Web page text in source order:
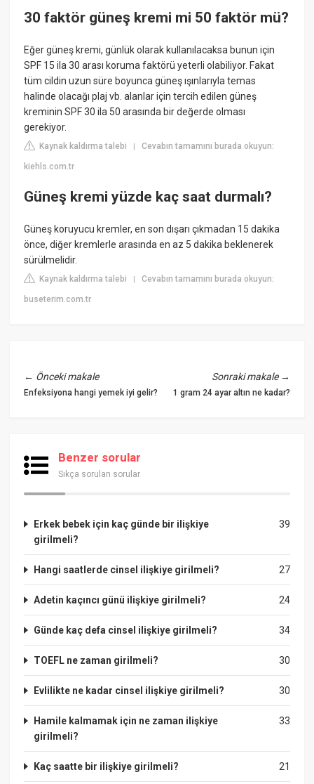
30 faktör güneş kremi mi 50 faktör mü?
Eğer güneş kremi, günlük olarak kullanılacaksa bunun için
SPF 15 ila 30 arası koruma faktörü yeterli olabiliyor. Fakat
tüm cildin uzun süre boyunca güneş ışınlarıyla temas
halinde olacağı plaj vb. alanlar için tercih edilen güneş
kreminin SPF 30 ila 50 arasında bir değerde olması
gerekiyor.
Kaynak kaldırma talebi |Cevabın tamamını burada okuyun:
kiehls.com.tr
Güneş kremi yüzde kaç saat durmalı?
Güneş koruyucu kremler, en son dışarı çıkmadan 15 dakika
önce, diğer kremlerle arasında en az 5 dakika beklenerek
sürülmelidir.
Kaynak kaldırma talebi |Cevabın tamamını burada okuyun:
buseterim.com.tr
← Önceki makale
Enfeksiyona hangi yemek iyi gelir?
Sonraki makale→
1 gram 24 ayar altın ne kadar?
Benzer sorular
Sıkça sorulan sorular
39
Erkek bebek için kaç günde bir ilişkiye
girilmeli?
27
Hangi saatlerde cinsel ilişkiye girilmeli?
24
Adetin kaçıncı günü ilişkiye girilmeli?
34
Günde kaç defa cinsel ilişkiye girilmeli?
30
TOEFL ne zaman girilmeli?
30
Evlilikte ne kadar cinsel ilişkiye girilmeli?
33
Hamile kalmamak için ne zaman ilişkiye
girilmeli?
21
Kaç saatte bir ilişkiye girilmeli?